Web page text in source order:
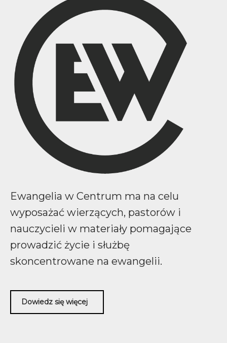
Ewangelia w Centrum ma na celu
wyposażać wierzących, pastorów i
nauczycieli w materiały pomagające
prowadzić życie i służbę
skoncentrowane na ewangelii.
Dowiedz się więcej